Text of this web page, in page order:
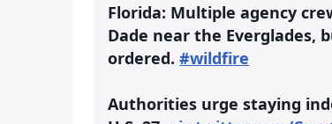
Florida: Multiple agency
Dade near the Everglades,
ordered. #wildfire
Authorities urge staying